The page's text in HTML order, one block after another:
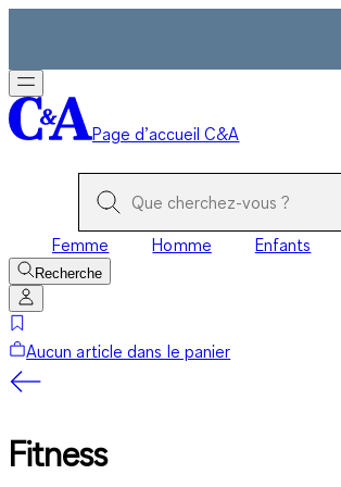
Page d’accueil C&A
Femme Homme Enfants
Recherche
Aucun article dans le panier
Fitness